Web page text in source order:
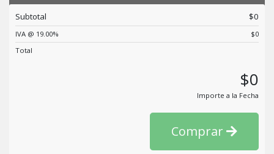
Subtotal $0
IVA @ 19.00%
$0
Total
$0
Importe a la Fecha
Comprar